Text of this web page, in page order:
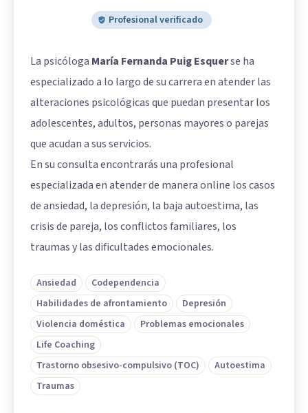
Profesional verificado
La psicóloga María Fernanda Puig Esquerse ha
especializado a lo largo de su carrera en atender las
alteraciones psicológicas que puedan presentar los
adolescentes, adultos, personas mayores o parejas
que acudan a sus servicios.
En su consulta encontrarás una profesional
especializada en atender de manera online los casos
de ansiedad, la depresión, la baja autoestima, las
crisis de pareja, los conflictos familiares, los
traumas y las dificultades emocionales.
Ansiedad
Codependencia
Habilidades de afrontamiento
Depresión
Violencia doméstica
Problemas emocionales
Life Coaching
Trastorno obsesivo-compulsivo (TOC)
Autoestima
Traumas